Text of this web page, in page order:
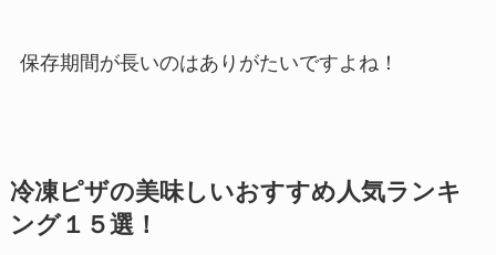
保存期間が長いのはありがたいですよね！
冷凍ピザの美味しいおすすめ人気ランキ
ング１５選！